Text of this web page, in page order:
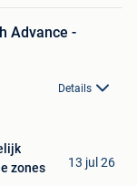
Advance -
Details
zones
13 jul 26